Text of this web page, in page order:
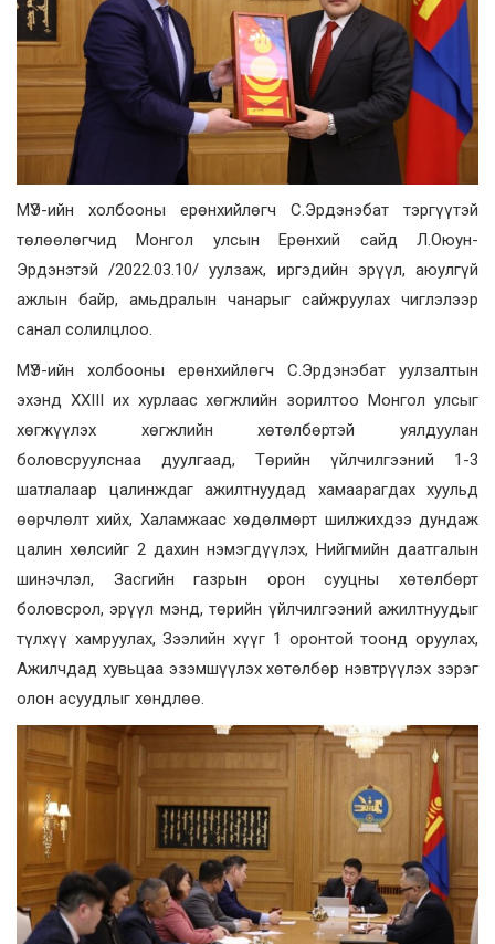
МҮЭ-ийн холбооны ерөнхийлөгч С.Эрдэнэбат тэргүүтэй
төлөөлөгчид Монгол улсын Ерөнхий сайд Л.Оюун-
Эрдэнэтэй /2022.03.10/ уулзаж, иргэдийн эрүүл, аюулгүй
ажлын байр, амьдралын чанарыг сайжруулах чиглэлээр
санал солилцлоо.
МҮЭ-ийн холбооны ерөнхийлөгч С.Эрдэнэбат уулзалтын
эхэнд XXIII их хурлаас хөгжлийн зорилтоо Монгол улсыг
хөгжүүлэх хөгжлийн хөтөлбөртэй уялдуулан
боловсруулснаа дуулгаад, Төрийн үйлчилгээний 1-3
шатлалаар цалинждаг ажилтнуудад хамаарагдах хуульд
өөрчлөлт хийх, Халамжаас хөдөлмөрт шилжихдээ дундаж
цалин хөлсийг 2 дахин нэмэгдүүлэх, Нийгмийн даатгалын
шинэчлэл, Засгийн газрын орон сууцны хөтөлбөрт
боловсрол, эрүүл мэнд, төрийн үйлчилгээний ажилтнуудыг
түлхүү хамруулах, Зээлийн хүүг 1 оронтой тоонд оруулах,
Ажилчдад хувьцаа эзэмшүүлэх хөтөлбөр нэвтрүүлэх зэрэг
олон асуудлыг хөндлөө.